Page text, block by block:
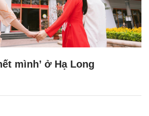
mình’ ở Hạ Long